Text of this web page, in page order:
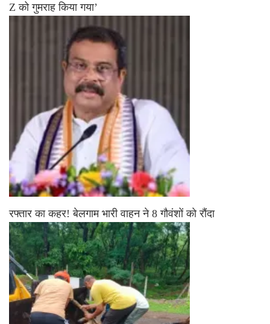
Z को गुमराह किया गया’
रफ्तार का कहर! बेलगाम भारी वाहन ने 8 गौवंशों को रौंदा